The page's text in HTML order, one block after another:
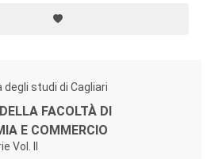
degli studi di Cagliari
FACOLTÀ DI
E COMMERCIO
Vol. II